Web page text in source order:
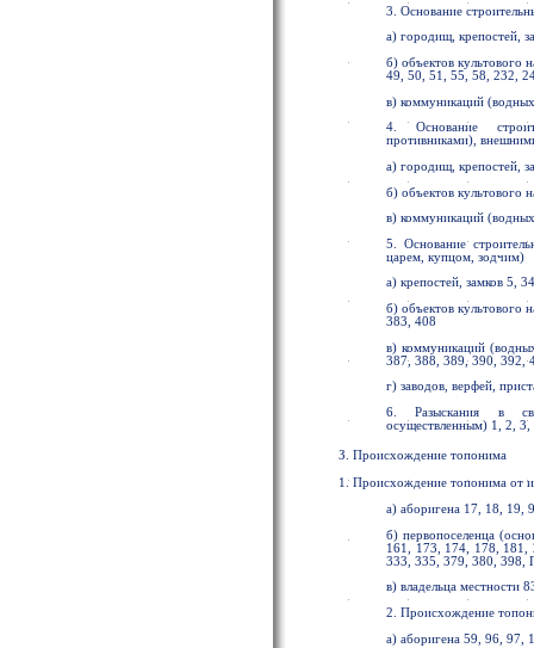
3. Основание
а) городищ, крепостей,
б) объектов культового
49, 50, 51, 55, 58, 232,
в) коммуникаций
4. Основание
противниками),
а) городищ, крепостей,
б) объектов культового
в) коммуникаций
5. Основание
царем, купцом, зодчим)
а) крепостей, замков 5,
б) объектов культового
383, 408
в) коммуникаций
387, 388, 389, 390, 392,
г) заводов, верфей,
6. Разыскания в
осуществленным) 1, 2,
З. Происхождение топонима
1. Происхождение топонима от
а) аборигена 17, 18, 19,
б) первопоселенца
161, 173, 174, 178,
333, 335, 379, 380, 398,
в) владельца местности
2. Происхождение
а) аборигена 59, 96, 97,